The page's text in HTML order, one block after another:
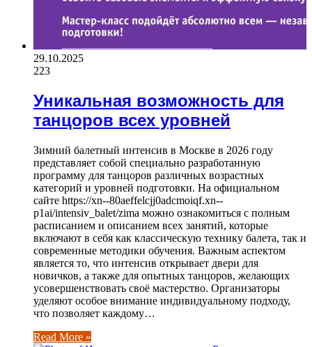
29.10.2025
223
Уникальная возможность для
танцоров всех уровней
Зимний балетный интенсив в Москве в 2026 году
представляет собой специально разработанную
программу для танцоров различных возрастных
категорий и уровней подготовки. На официальном
сайте https://xn--80aeffelcjj0adcmoiqf.xn--
p1ai/intensiv_balet/zima можно ознакомиться с полным
расписанием и описанием всех занятий, которые
включают в себя как классическую технику балета, так и
современные методики обучения. Важным аспектом
является то, что интенсив открывает двери для
новичков, а также для опытных танцоров, желающих
усовершенствовать своё мастерство. Организаторы
уделяют особое внимание индивидуальному подходу,
что позволяет каждому…
Read More »